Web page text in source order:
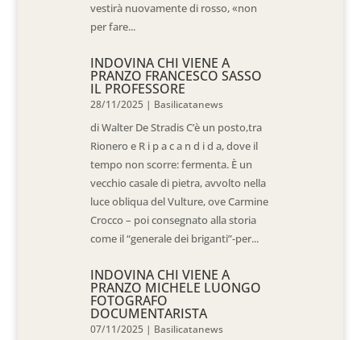
vestirà nuovamente di rosso, «non
per fare...
INDOVINA CHI VIENE A
PRANZO FRANCESCO SASSO
IL PROFESSORE
28/11/2025 | Basilicatanews
di Walter De Stradis C’è un posto,tra
Rionero e R i p a c a n d i d a, dove il
tempo non scorre: fermenta. È un
vecchio casale di pietra, avvolto nella
luce obliqua del Vulture, ove Carmine
Crocco – poi consegnato alla storia
come il “generale dei briganti”-per...
INDOVINA CHI VIENE A
PRANZO MICHELE LUONGO
FOTOGRAFO
DOCUMENTARISTA
07/11/2025 | Basilicatanews